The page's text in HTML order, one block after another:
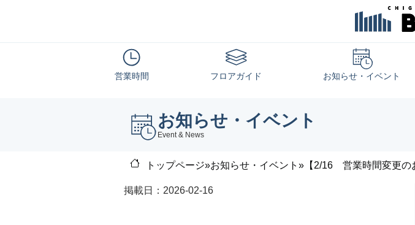
営業時間 フロアガイド お知らせ・イベント
お知らせ・イベント
Event & News
トップページ»お知らせ・イベント »【2/16 営業時間変更の
掲載日：2026-02-16